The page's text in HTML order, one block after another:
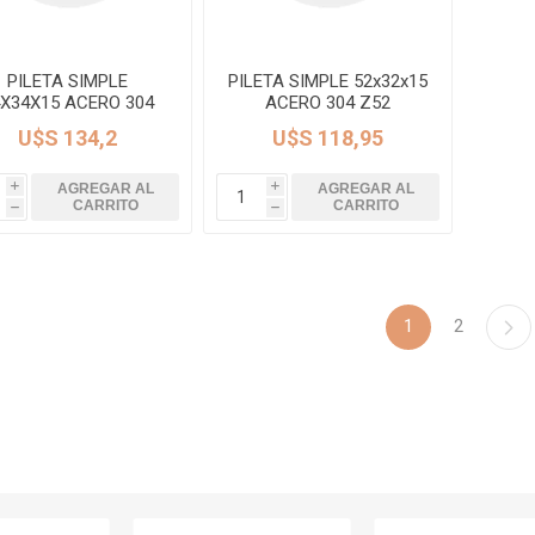
abastecimiento
desague
PILETA SIMPLE
ACERO 304
JOHNSON
U$S 134,2
i
h
AGREGAR AL
CARRITO
PILETA SIMPLE 52x32x15
ACERO 304 Z52
JOHNSON
U$S 118,95
i
h
AGREGAR AL
CARRITO
1 2